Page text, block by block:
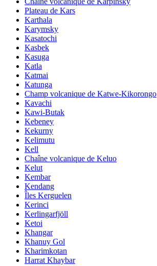
Plateau de Kars
Karthala
Karymsky
Kasatochi
Kasbek
Kasuga
Katla
Katmai
Katunga
Champ volcanique de Katwe-Kikorongo
Kavachi
Kawi-Butak
Kebeney
Kekurny
Kelimutu
Kell
Chaîne volcanique de Keluo
Kelut
Kembar
Kendang
Îles Kerguelen
Kerinci
Kerlingarfjöll
Ketoi
Khangar
Khanuy Gol
Kharimkotan
Harrat Khaybar